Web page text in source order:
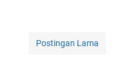
Postingan Lama